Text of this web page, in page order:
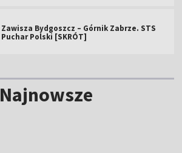
Zawisza Bydgoszcz – Górnik Zabrze. STS
Puchar Polski [SKRÓT]
Najnowsze